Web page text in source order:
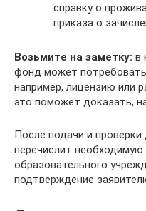
справку о
приказа о
Возьмите на заметку: в
фонд может
например, лицензию или
это поможет доказать,
После подачи и
перечислит
образовательного
подтверждение